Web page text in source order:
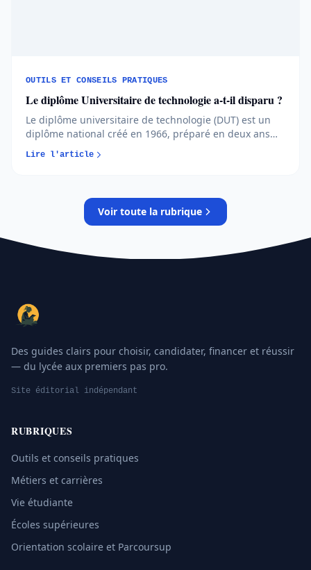
OUTILS ET CONSEILS PRATIQUES
Le diplôme Universitaire de technologie a-t-il disparu ?
Le diplôme universitaire de technologie (DUT) est un
diplôme national créé en 1966, préparé en deux ans
dans un institut universitaire de technologie (IUT).
Depuis la réforme de 2019, il n'a pas disparu : il
Lire l'article
Voir toute la rubrique
Des guides clairs pour choisir, candidater, financer et réussir
— du lycée aux premiers pas pro.
Site éditorial indépendant
RUBRIQUES
Outils et conseils pratiques
Métiers et carrières
Vie étudiante
Écoles supérieures
Orientation scolaire et Parcoursup